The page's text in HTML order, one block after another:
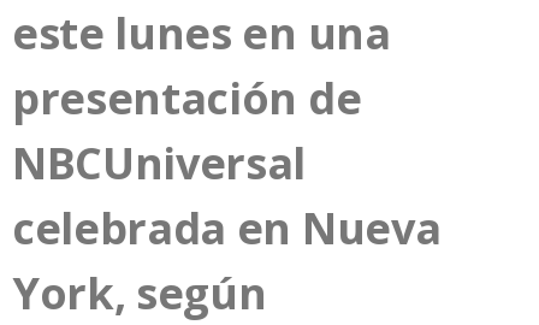
este lunes en una
presentación de
NBCUniversal
celebrada en Nueva
York, según